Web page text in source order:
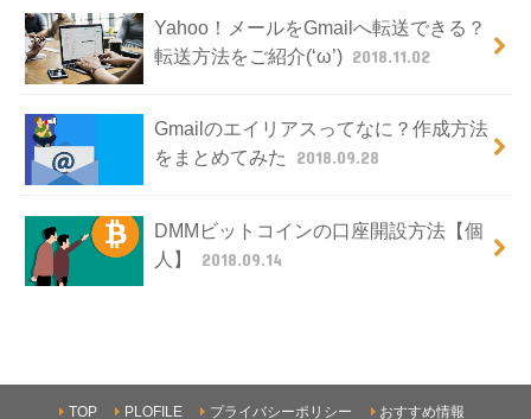
Yahoo！メールをGmailへ転送できる？
転送方法をご紹介(‘ω’) 2018.11.02
Gmailのエイリアスってなに？作成方法
をまとめてみた
2018.09.28
DMMビットコインの口座開設方法【個
人】
2018.09.14
TOP PLOFILE プライバシーポリシー おすすめ情報